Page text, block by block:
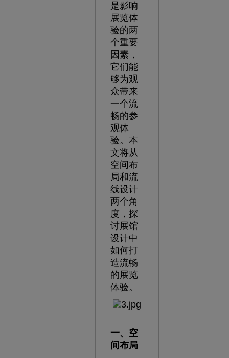
是影响
展览体
验的两
个重要
因素，
它们能
够为观
众带来
一个流
畅的参
观体
验。本
文将从
空间布
局和流
线设计
两个角
度，探
讨展馆
设计中
如何打
造流畅
的展览
体验。
一、空
间布局